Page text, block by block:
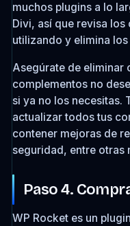
muchos plugins a lo
Divi, así que revisa
utilizando y elimina
Asegúrate de eliminar
complementos no
si ya no los necesitas.
actualizar todos tus
contener mejoras de
seguridad, entre otras
Paso 4.
WP Rocket es un